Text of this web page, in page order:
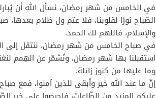
في الخامس من شهر رمضان، نسأل الله أن
الصّباح نورًا لقلوبنا، فلا عتم ول ظلام بعدها،
والإسلام، فاللهم لك الحمد.
في صباح الخامس من شهر رمضان، ننتقل إلى
استقبلنا بها شهر رمضان، ونُشمّر عن الهِمم
وما عليها من كنوز زائلة.
إنّ ما عند الله خير وأبقى للذين آمنوا، فمع